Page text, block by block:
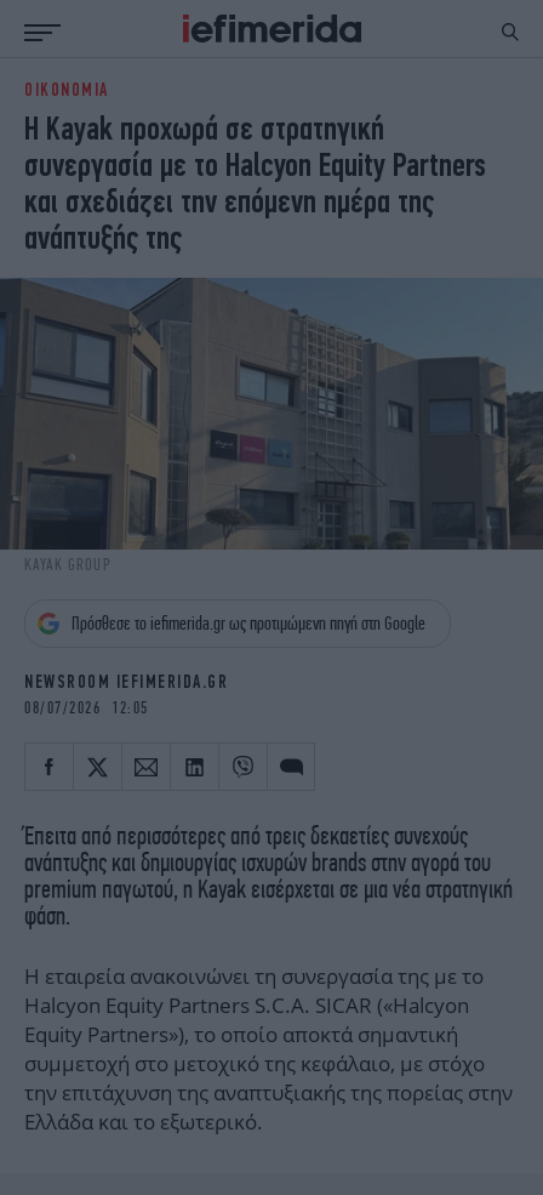
ΕΙΔΗΣΕΙΣ
NON PAPER
ΕΛΛΑΔΑ
ΟΙΚΟΝΟΜΙΑ
ΚΟΣΜΟΣ
ΠΟΛΙΤΙΣΜΟΣ
ΠΑΝΕΛΛΗΝΙΕΣ
ΖΩΗ
ΓΥΝΑΙΚΑ
ENGLISH EDITION
ΕΚΛΟΓΕΣ
TRAVEL
ΤΕΧΝΟΛΟΓΙΑ
ΥΓΕΙΑ
ΟΛΥΜΠΙΑΚΟΙ ΑΓΩΝΕΣ
GREEN
iAUTOKINITO
iGASTRONOMIE
iBOOKS
ΖΩΔΙΑ
MEDIA
ELAMEFORA
NEWSLETTER
ΟΙΚΟΝΟΜΙΑ
Η Kayak προχωρά σε στρατηγική
συνεργασία με το Halcyon Equity Partners
και σχεδιάζει την επόμενη ημέρα της
ανάπτυξής της
KAYAK GROUP
Πρόσθεσε το iefimerida.gr ως προτιμώμενη πηγή στη Google
NEWSROOM IEFIMERIDA.GR
08/07/2026 12:05
Έπειτα από περισσότερες από τρεις δεκαετίες συνεχούς
ανάπτυξης και δημιουργίας ισχυρών brands στην αγορά του
premium παγωτού, η Kayak εισέρχεται σε μια νέα στρατηγική
φάση.
Η εταιρεία ανακοινώνει τη συνεργασία της με το
Halcyon Equity Partners S.C.A. SICAR («Halcyon
Equity Partners»), το οποίο αποκτά σημαντική
συμμετοχή στο μετοχικό της κεφάλαιο, με στόχο
την επιτάχυνση της αναπτυξιακής της πορείας στην
Ελλάδα και το εξωτερικό.